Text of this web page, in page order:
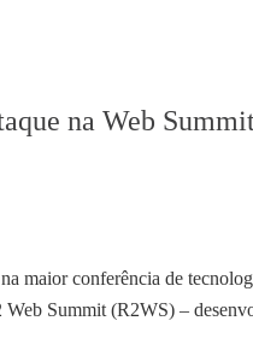
na Web
maior conferência de
Summit (R2WS) –